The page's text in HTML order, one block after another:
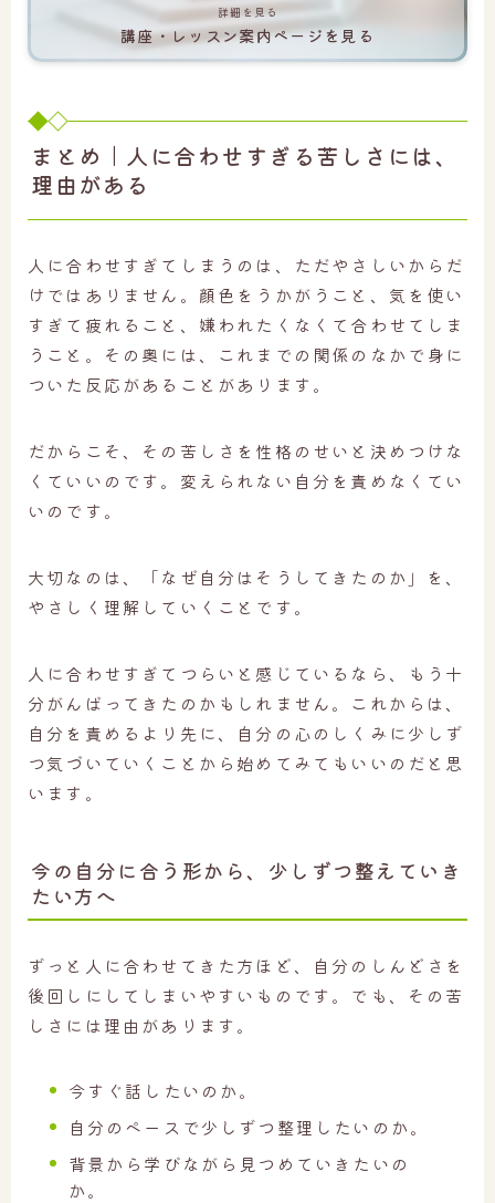
詳細を見る
講座・レッスン案内ページを見る
まとめ｜人に合わせすぎる苦しさには、
理由がある
人に合わせすぎてしまうのは、ただやさしいからだ
けではありません。顔色をうかがうこと、気を使い
すぎて疲れること、嫌われたくなくて合わせてしま
うこと。その奥には、これまでの関係のなかで身に
ついた反応があることがあります。
だからこそ、その苦しさを性格のせいと決めつけな
くていいのです。変えられない自分を責めなくてい
いのです。
大切なのは、「なぜ自分はそうしてきたのか」を、
やさしく理解していくことです。
人に合わせすぎてつらいと感じているなら、もう十
分がんばってきたのかもしれません。これからは、
自分を責めるより先に、自分の心のしくみに少しず
つ気づいていくことから始めてみてもいいのだと思
います。
今の自分に合う形から、少しずつ整えていき
たい方へ
ずっと人に合わせてきた方ほど、自分のしんどさを
後回しにしてしまいやすいものです。でも、その苦
しさには理由があります。
今すぐ話したいのか。
自分のペースで少しずつ整理したいのか。
背景から学びながら見つめていきたいの
か。